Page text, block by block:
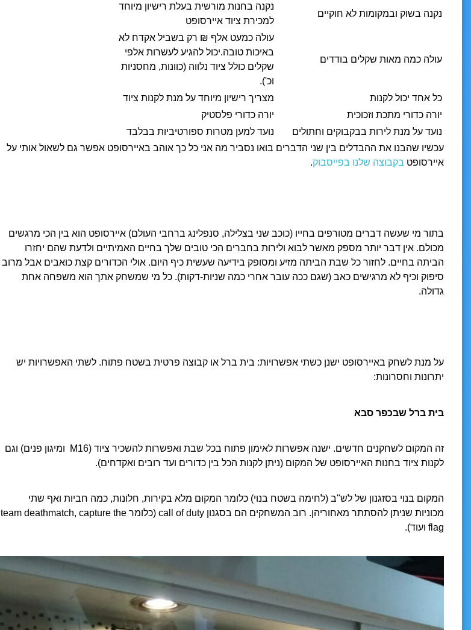
נקנה בשוק ובמקומות לא חוקיים
נקנה בחנות מורשית בעלת רישיון מיוחד
למכירת ציוד איירסופט
עולה כמה מאות שקלים בודדים
עולה כמעט אלף ₪ רק בשביל אקדח לא
באיכות טובה.יכול להגיע לעשרות אלפי
שקלים כולל ציוד נלווה (כוונות, מחסניות
וכ').
כל אחד יכול לקנות
מצריך רישיון מיוחד על מנת לקנות ציוד
יורה כדורי מתכת וזכוכית
יורה כדורי פלסטיק
נועד על מנת לירות בבקבוקים וחתולים
נועד למען מטרות ספורטיביות בבלבד
עכשיו שהבנו את ההבדלים בין שני הדברים בואו נסביר מה אני כל כך אוהב באיירסופט אפשר גם לשאול אותי על
איירסופט בקבוצה שלנו בפייסבוק.
בתור מי שעשה דברים מטורפים בחייו (כוכב שני בצלילה, סנפלינג ברחבי העולם) איירסופט הוא בין הכי מרגשים
מכולם. אין דבר יותר מספק מאשר לבוא ולירות בחברים הכי טובים שלך בחיים האמיתיים ולדעת שהם יחזרו
הביתה בחיים. לחזור כל שבת הביתה מזיע ומסופק בידיעה שעשית כיף היום. אולי הכדורים קצת כואבים אבל מרוב
סיפוק וכיף לא מרגישים כאב (שגם ככה עובר אחרי כמה שניות-דקות). כל מי שמשחק אתך הוא משפחה אחת
גדולה.
על מנת לשחק באיירסופט ישנן כשתי אפשרויות: בית ברל או קבוצה פרטית בשטח פתוח. לשתי האפשרויות יש
יתרונות וחסרונות:
בית ברל שבכפר סבא
זה המקום לשחקנים חדשים. ישנה אפשרות לאימון פתוח בכל שבת ואפשרות להשכיר ציוד (M16 ומיגון פנים) וגם
לקנות ציוד בחנות האיירסופט של המקום (ניתן לקנות הכל בין כדורים ועד רובים ואקדחים).
המקום בנוי בסזגנון של לש"ב (לחימה בשטח בנוי) כלומר המקום מלא בקירות, חלונות, כמה חביות ואף שתי
מכוניות שניתן להסתתר מאחוריהן. רוב המשחקים הם בסגנון call of duty (כלומר team deathmatch, capture the
flag ועוד).